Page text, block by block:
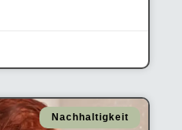
Nachhaltigkeit